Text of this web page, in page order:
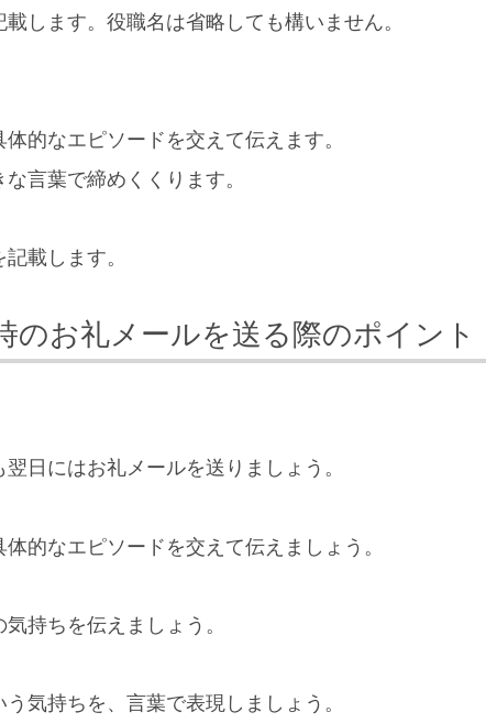
します。役職名は省略しても構いません。
的なエピソードを交えて伝えます。
言葉で締めくくります。
載します。
のお礼メールを送る際のポイント
日にはお礼メールを送りましょう。
的なエピソードを交えて伝えましょう。
持ちを伝えましょう。
気持ちを、言葉で表現しましょう。